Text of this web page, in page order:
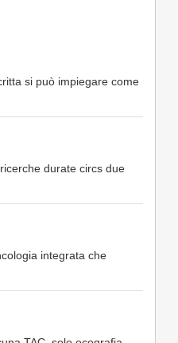
si può impiegare come
durate circs due
integrata che